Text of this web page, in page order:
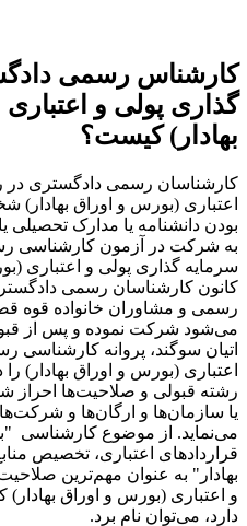
کارشناس رسمی
گذاری پولی و
بهادار) کیست؟
کارشناسان رسمی دادگستری در
اعتباری (بورس و اوراق
بودن دانشنامه یا مدارک تحصیلی
به شرکت در آزمون کارشناسی
سرمایه گذاری پولی و اعتباری
کانون کارشناسان رسمی
رسمی و مشاوران خانواده قوه
می‌شود شرکت نموده و پس از
اتیان سوگند، پروانه کارشناسی
اعتباری (بورس و اوراق بهادار)
رشته قبولی و صلاحیت‌ها احراز
یا سازمان‌ها و ارگان‌ها و
می‌نماید. از موضوع کارشناسی
قراردادهای اعتباری، تخصیص
بهادار" به عنوان مهم‌ترین
و اعتباری (بورس و اوراق
دارد، می‌توان نام برد.